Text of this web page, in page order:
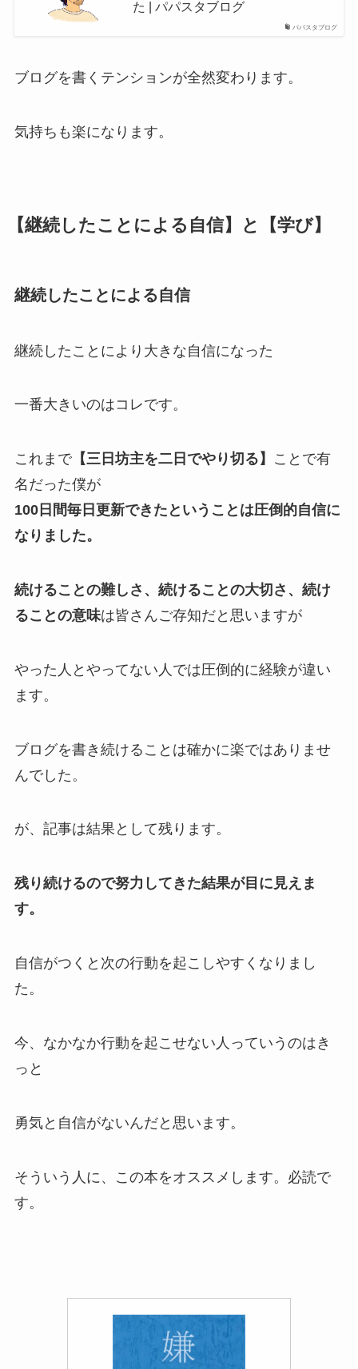
パパスタブログ
た | パパスタブログ
ブログを書くテンションが全然変わります。
気持ちも楽になります。
【継続したことによる自信】と【学び】
継続したことによる自信
継続したことにより大きな自信になった
一番大きいのはコレです。
これまで【三日坊主を二日でやり切る】
ことで有
名だった僕が
100日間毎日更新できたということは圧倒的自信に
なりました。
続けることの難しさ、続けることの大切さ、続け
ることの意味は皆さんご存知だと思いますが
やった人とやってない人では圧倒的に経験が違い
ます。
ブログを書き続けることは確かに楽ではありませ
んでした。
が、記事は結果として残ります。
残り続けるので努力してきた結果が目に見えま
す。
自信がつくと次の行動を起こしやすくなりまし
た。
今、なかなか行動を起こせない人っていうのはき
っと
勇気と自信がないんだと思います。
そういう人に、この本をオススメします。必読で
す。